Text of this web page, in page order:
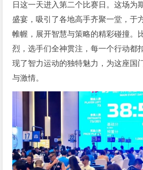
日这一天进入第二个比赛日。这场为
盛宴，吸引了各地高手齐聚一堂，于
帷幄，展开智慧与策略的精彩碰撞。
烈，选手们全神贯注，每一个行动都
现了智力运动的独特魅力，为这座国
与激情。